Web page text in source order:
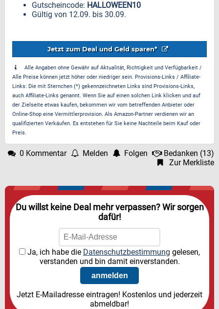
Gutscheincode: HALLOWEEN10
Gültig von 12.09. bis 30.09.
Jetzt zum Deal und Geld sparen*
Alle Angaben ohne Gewähr auf Aktualität, Richtigkeit und Verfügbarkeit /
Alle Preise können jetzt höher oder niedriger sein. Provisions-Links / Affiliate-
Links: Die mit Sternchen (*) gekennzeichneten Links sind Provisions-Links,
auch Affiliate-Links genannt. Wenn Sie auf einen solchen Link klicken und auf
der Zielseite etwas kaufen, bekommen wir vom betreffenden Anbieter oder
Online-Shop eine Vermittlerprovision. Als Amazon-Partner verdienen wir an
qualifizierten Verkäufen. Es entstehen für Sie keine Nachteile beim Kauf oder
Preis.
0 Kommentar Melden Folgen Bedanken (13)
Zur Merkliste
Du willst keine Deal mehr verpassen? Wir sorgen
dafür!
Ja, ich habe die Datenschutzbestimmung gelesen,
verstanden und bin damit einverstanden.
Jetzt E-Mailadresse eintragen! Kostenlos und jederzeit
abmeldbar!